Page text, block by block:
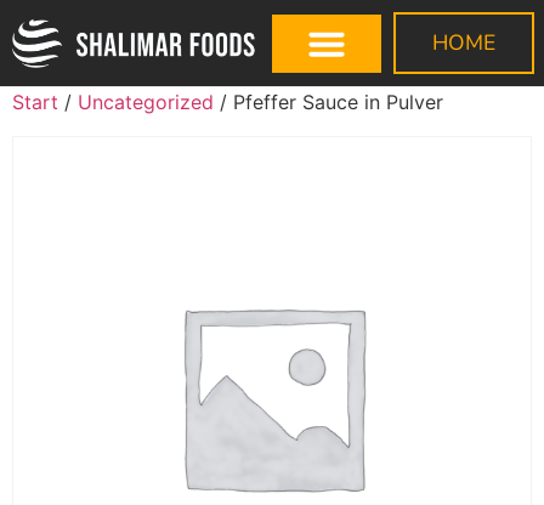
HOME
Start / Uncategorized / Pfeffer Sauce in Pulver